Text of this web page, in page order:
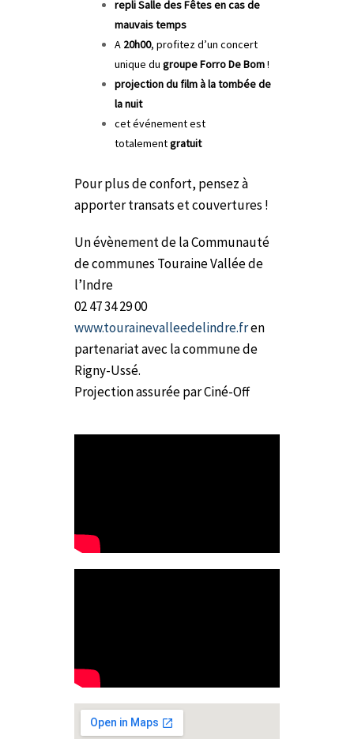
repli Salle des Fêtes en cas de
mauvais temps
A 20h00, profitez d’un concert
unique du groupe Forro De Bom!
projection du film à la tombée de
la nuit
cet événement est
totalementgratuit
Pour plus de confort, pensez à
apporter transats et couvertures !
Un évènement de la Communauté
de communes Touraine Vallée de
l’Indre
02 47 34 29 00
www.tourainevalleedelindre.fren
partenariat avec la commune de
Rigny-Ussé.
Projection assurée par Ciné-Off